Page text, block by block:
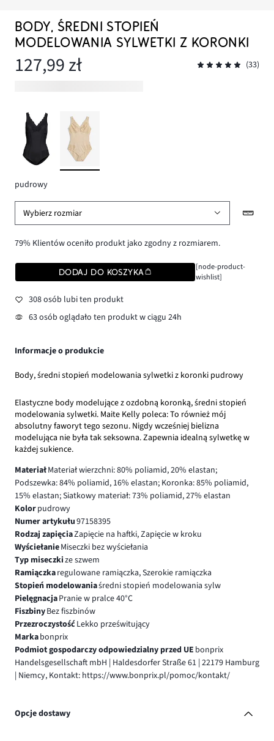
BODY, ŚREDNI STOPIEŃ
MODELOWANIA SYLWETKI Z KORONKI
127,99 zł (33)
pudrowy
Wybierz rozmiar
79% Klientów oceniło produkt jako zgodny z rozmiarem.
DODAJ DO KOSZYKA
[node-product-
wishlist]
308 osób lubi ten produkt
63 osób oglądało ten produkt w ciągu 24h
Informacje o produkcie
Body, średni stopień modelowania sylwetki z koronki pudrowy
Elastyczne body modelujące z ozdobną koronką, średni stopień
modelowania sylwetki. Maite Kelly poleca: To również mój
absolutny faworyt tego sezonu. Nigdy wcześniej bielizna
modelująca nie była tak seksowna. Zapewnia idealną sylwetkę w
każdej sukience.
MateriałMateriał wierzchni: 80% poliamid, 20% elastan;
Podszewka: 84% poliamid, 16% elastan; Koronka: 85% poliamid,
15% elastan; Siatkowy materiał: 73% poliamid, 27% elastan
Kolorpudrowy
Numer artykułu97158395
Rodzaj zapięciaZapięcie na haftki, Zapięcie w kroku
WyściełanieMiseczki bez wyściełania
Typ miseczkize szwem
Ramiączkaregulowane ramiączka, Szerokie ramiączka
Stopień modelowaniaśredni stopień modelowania sylw
PielęgnacjaPranie w pralce 40°C
FiszbinyBez fiszbinów
PrzezroczystośćLekko prześwitujący
Markabonprix
Podmiot gospodarczy odpowiedzialny przed UE bonprix
Handelsgesellschaft mbH | Haldesdorfer Straße 61 | 22179 Hamburg
| Niemcy, Kontakt: https://www.bonprix.pl/pomoc/kontakt/
Opcje dostawy